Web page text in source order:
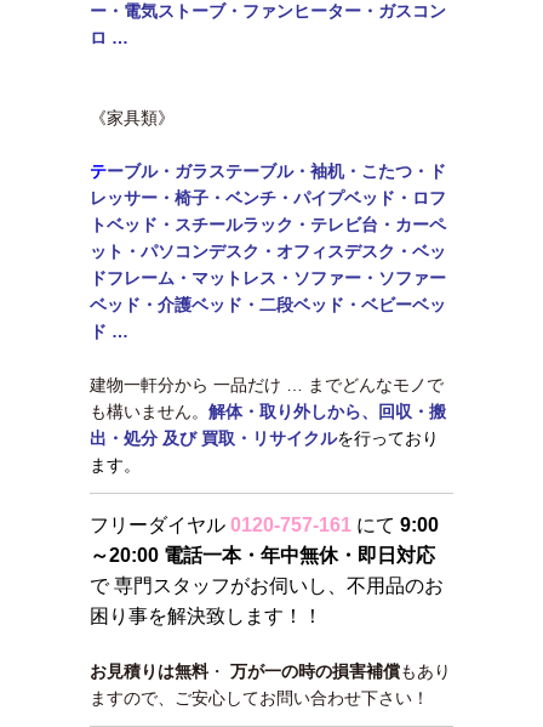
ー・電気ストーブ・ファンヒーター・ガスコン
ロ …
《家具類》
テーブル・ ガラステーブル・袖机・こたつ・ド
レッサー・椅子・ベンチ・パイプベッド・ロフ
トベッド・ スチールラック・テレビ台・カーペ
ット・パソコンデスク・オフィスデスク・ベッ
ドフレーム・マットレス・ソファー・ソファー
ベッド・介護ベッド・二段ベッド・ ベビーベッ
ド …
建物一軒分から 一品だけ … までどんなモノで
も構いません。 解体・取り外しから、回収・搬
出・処分 及び 買取・リサイクルを行っており
ます。
フリーダイヤル 0120-757-161 にて 9:00
～20:00 電話一本・年中無休・即日対応
で 専門スタッフがお伺いし、不用品のお
困り事を解決致します！！
お見積りは無料・ 万が一の時の損害補償もあり
ますので、ご安心してお問い合わせ下さい！